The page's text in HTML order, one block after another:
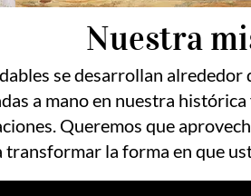
Nuestra
se desarrollan alrededor
a mano en nuestra
Queremos que
la forma en que